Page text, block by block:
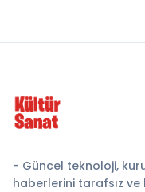
- Güncel teknoloji,
haberlerini tarafsız ve